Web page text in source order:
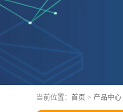
当前位置： 首页 > 产品中心